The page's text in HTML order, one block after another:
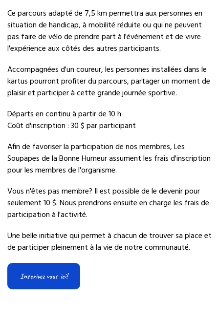
Ce parcours adapté de 7,5 km permettra aux personnes en
situation de handicap, à mobilité réduite ou qui ne peuvent
pas faire de vélo de prendre part à l'événement et de vivre
l'expérience aux côtés des autres participants.
Accompagnées d'un coureur, les personnes installées dans le
kartus pourront profiter du parcours, partager un moment de
plaisir et participer à cette grande journée sportive.
Départs en continu à partir de 10 h
Coût d'inscription : 30 $ par participant
Afin de favoriser la participation de nos membres, Les
Soupapes de la Bonne Humeur assument les frais d'inscription
pour les membres de l'organisme.
Vous n'êtes pas membre? Il est possible de le devenir pour
seulement 10 $. Nous prendrons ensuite en charge les frais de
participation à l'activité.
Une belle initiative qui permet à chacun de trouver sa place et
de participer pleinement à la vie de notre communauté.
Inscrivez vous ici!